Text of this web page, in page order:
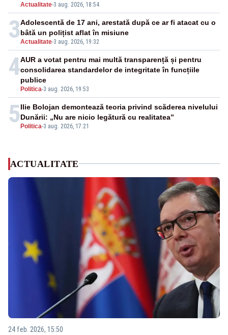
Actualitate-3 aug. 2026, 18:54
3Actualitate-3 aug. 2026, 19:32
Adolescentă de 17 ani, arestată după ce ar fi atacat cu o
bâtă un polițist aflat în misiune
4
Politica-3 aug. 2026, 19:53
AUR a votat pentru mai multă transparență și pentru
consolidarea standardelor de integritate în funcțiile
publice
5Politica-3 aug. 2026, 17:21
Ilie Bolojan demontează teoria privind scăderea nivelului
Dunării: „Nu are nicio legătură cu realitatea”
ACTUALITATE
24 feb. 2026, 15:50